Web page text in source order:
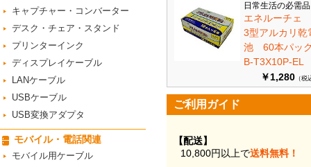
キャプチャー・コンバーター
デスク・チェア・スタンド
プリンターインク
ディスプレイケーブル
LANケーブル
USBケーブル
USB変換アダプタ
モバイル・電話関連
モバイル用ケーブル
日常生活の必需
エネルーチェ
3型アルカリ乾
池 60本パ
B-T3X10P-EL
￥1,280 （税
ご利用ガイド
【配送】
10,800円以上で送料無料！